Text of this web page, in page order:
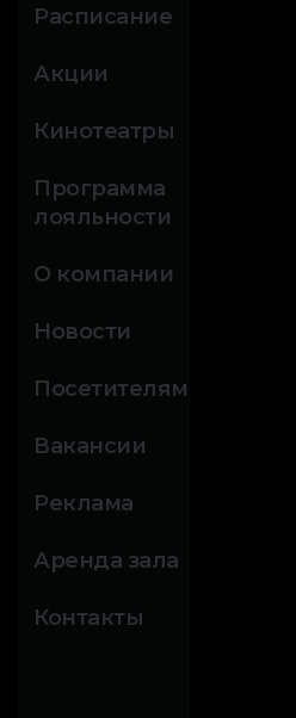
Расписание
Акции
Кинотеатры
Программа
лояльности
О компании
Новости
Посетителям
Вакансии
Реклама
Аренда зала
Контакты